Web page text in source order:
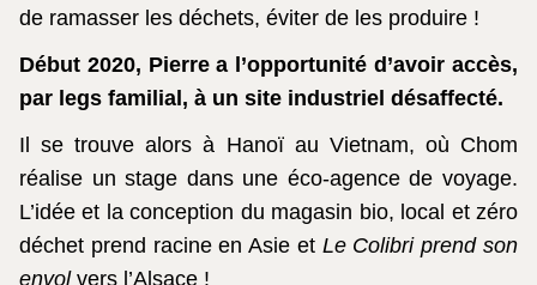
de ramasser les déchets, éviter de les produire !
Début 2020, Pierre a l’opportunité d’avoir accès,
par legs familial, à un site industriel désaffecté.
Il se trouve alors à Hanoï au Vietnam, où Chom
réalise un stage dans une éco-agence de voyage.
L’idée et la conception du magasin bio, local et zéro
déchet prend racine en Asie et Le Colibri prend son
envolvers l’Alsace !